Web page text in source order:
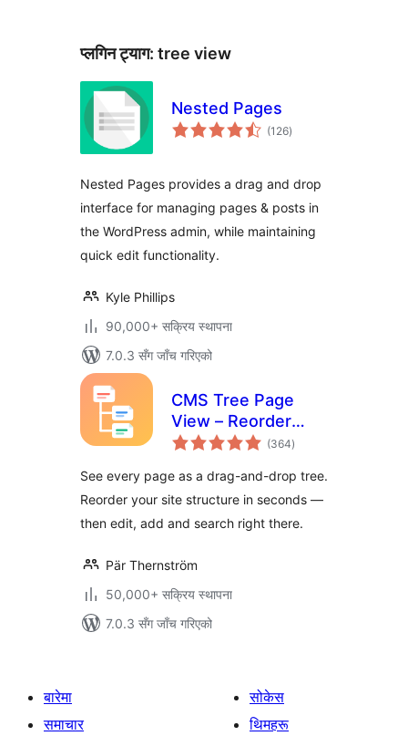
प्लगिन ट्याग: tree view
Nested Pages
(126कुल
रेटिङ्गहरू
)
Nested Pages provides a drag and drop
interface for managing pages & posts in
the WordPress admin, while maintaining
quick edit functionality.
Kyle Phillips
90,000+ सक्रिय स्थापना
7.0.3 सँग जाँच गरिएको
CMS Tree Page
View – Reorder
Pages with a Drag-
(364कुल
रेटिङ्गहरू
)
See every page as a drag-and-drop tree.
Reorder your site structure in seconds —
then edit, add and search right there.
Pär Thernström
50,000+ सक्रिय स्थापना
7.0.3 सँग जाँच गरिएको
बारेमा
समाचार
सोकेस
थिमहरू